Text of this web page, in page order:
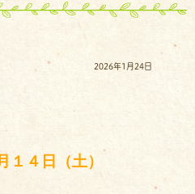
2026年1月24日
１４日（土）